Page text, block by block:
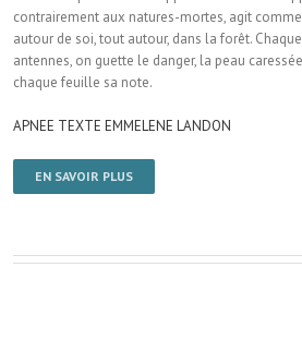
contrairement aux natures-mortes, agit
autour de soi, tout autour, dans la forêt.
antennes, on guette le danger, la peau
chaque feuille sa note.
APNEE TEXTE EMMELENE LANDON
EN SAVOIR PLUS